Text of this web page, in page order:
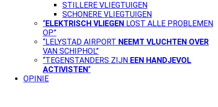
STILLERE VLIEGTUIGEN
SCHONERE VLIEGTUIGEN
“ELEKTRISCH VLIEGEN LOST ALLE PROBLEMEN
OP”
“LELYSTAD AIRPORT NEEMT VLUCHTEN OVER
VAN SCHIPHOL”
“TEGENSTANDERS ZIJN EEN HANDJEVOL
ACTIVISTEN“
OPINIE